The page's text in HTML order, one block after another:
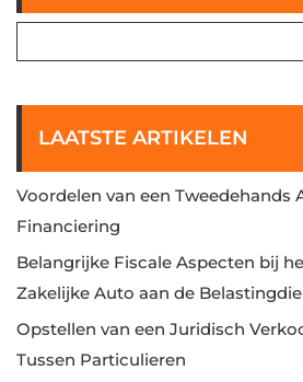
LAATSTE ARTIKELEN
Voordelen van een Tweedehands
Financiering
Belangrijke Fiscale Aspecten bij
Zakelijke Auto aan de
Opstellen van een Juridisch
Tussen Particulieren